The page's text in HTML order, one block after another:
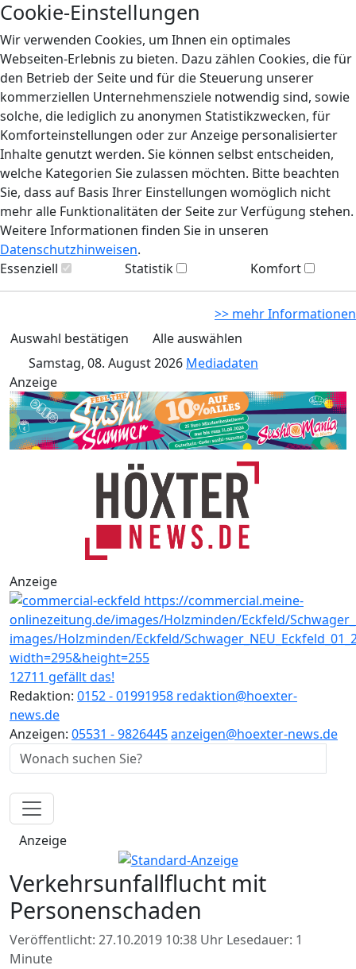
Cookie-Einstellungen
Wir verwenden Cookies, um Ihnen ein optimales
Webseiten-Erlebnis zu bieten. Dazu zählen Cookies, die für
den Betrieb der Seite und für die Steuerung unserer
kommerziellen Unternehmensziele notwendig sind, sowie
solche, die lediglich zu anonymen Statistikzwecken, für
Komforteinstellungen oder zur Anzeige personalisierter
Inhalte genutzt werden. Sie können selbst entscheiden,
welche Kategorien Sie zulassen möchten. Bitte beachten
Sie, dass auf Basis Ihrer Einstellungen womöglich nicht
mehr alle Funktionalitäten der Seite zur Verfügung stehen.
Weitere Informationen finden Sie in unseren
Datenschutzhinweisen.
Essenziell
Statistik Komfort
>> mehr Informationen
Auswahl bestätigen
Alle auswählen
Samstag, 08. August 2026 Mediadaten
Anzeige
Anzeige
12711 gefällt das!
Redaktion: 0152 - 01991958 redaktion@hoexter-
news.de
Anzeigen: 05531 - 9826445anzeigen@hoexter-news.de
Anzeige
Verkehrsunfallflucht mit
Personenschaden
Veröffentlicht: 27.10.2019 10:38 Uhr Lesedauer: 1
Minute